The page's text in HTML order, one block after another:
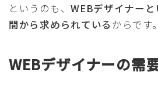
というのも、WEBデザイナー
間から求められている からです。
WEBデザイナーの需